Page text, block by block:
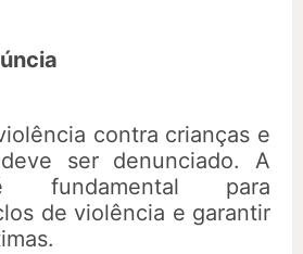
contra crianças e
ser denunciado. A
fundamental para
de violência e garantir